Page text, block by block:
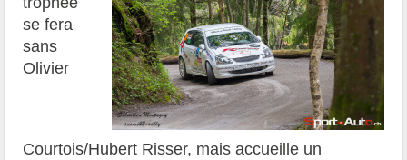
se fera
sans
Olivier
Courtois/Hubert Risser, mais accueille un